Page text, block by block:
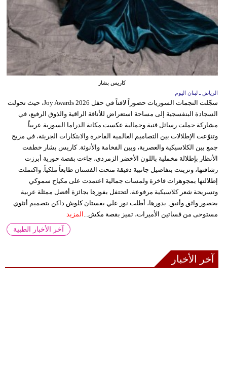
كاريس بشار
الرياض ـ لبنان اليوم
سجّلت النجمات السوريات حضوراً لافتاً في حفل Joy Awards 2026، حيث تحولت
السجادة البنفسجية إلى مساحة استعراض للأناقة الراقية والذوق الرفيع، في
مشاركة حملت رسائل فنية وجمالية عكست مكانة الدراما السورية عربياً.
وتنوّعت الإطلالات بين التصاميم العالمية الفاخرة والابتكارات الجريئة، في مزيج
جمع بين الكلاسيكية والعصرية، وبين الفخامة والأنوثة. كاريس بشار خطفت
الأنظار بإطلالة مخملية باللون الأخضر الزمردي، جاءت بقصة حورية أبرزت
رشاقتها، وتزينت بتفاصيل جانبية دقيقة منحت الفستان طابعاً ملكياً. واكتملت
إطلالتها بمجوهرات فاخرة ولمسات جمالية اعتمدت على مكياج سموكي
وتسريحة شعر كلاسيكية مرفوعة، لتحتفل بفوزها بجائزة أفضل ممثلة عربية
بحضور واثق وأنيق. بدورها، أطلت نور علي بفستان كلوش داكن بتصميم أنثوي
مستوحى من فساتين الأميرات، تميز بقصة مكش...
المزيد
آخر الأخبار الطبية
آخر الأخبار